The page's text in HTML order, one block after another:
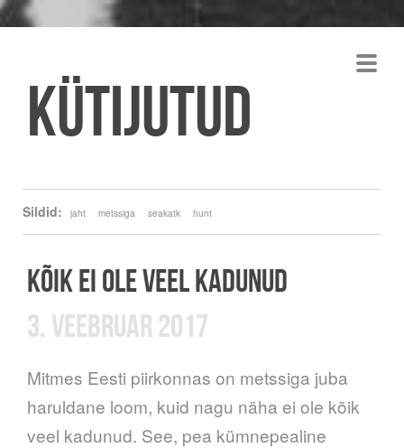
Kütijutud
Sildid: jaht metssiga seakatk hunt
KÕIK EI OLE VEEL KADUNUD
3. VEEBRUAR 2017
Mitmes Eesti piirkonnas on metssiga juba
haruldane loom, kuid nagu näha ei ole kõik
veel kadunud. See, pea kümnepealine